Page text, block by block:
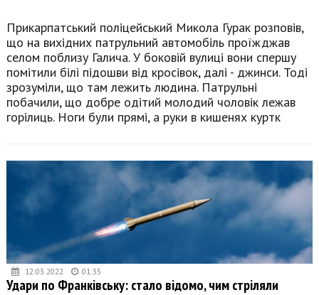
Прикарпатський поліцейський Микола Гурак розповів,
що на вихідних патрульний автомобіль проїжджав
селом поблизу Галича. У боковій вулиці вони спершу
помітили білі підошви від кросівок, далі - джинси. Тоді
зрозуміли, що там лежить людина. Патрульні
побачили, що добре одітий молодий чоловік лежав
горілиць. Ноги були прямі, а руки в кишенях куртк
12.03.2022 01:35
Удари по Франківську: стало відомо, чим стріляли